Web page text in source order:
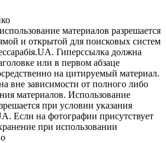
материалов разрешается
и открытой для поисковых систем
Гиперссылка должна
или в первом абзаце
на цитируемый материал.
вне зависимости от полного либо
материалов. Использование
при условии указания
Если на фотографии присутствует
при использовании